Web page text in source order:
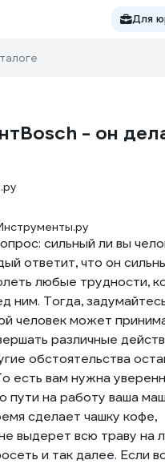
Для
- он
сильный ли вы
ответит, что он
любые трудности,
ним. Тогда,
человек может
различные
обстоятельства
есть вам нужна
пути на работу ваша
сделает чашку кофе,
выдерет всю траву на
и так далее. Если